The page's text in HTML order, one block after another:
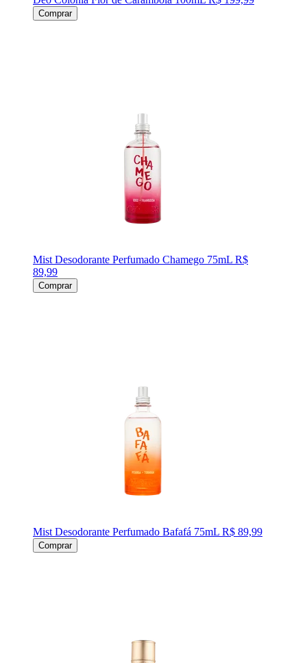
Comprar
Mist Desodorante Perfumado Chamego 75mL R$
89,99
Comprar
Mist Desodorante Perfumado Bafafá 75mL R$ 89,99
Comprar